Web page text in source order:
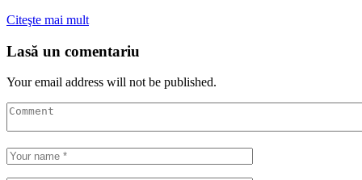
Citeşte mai mult
Lasă un comentariu
Your email address will not be published.